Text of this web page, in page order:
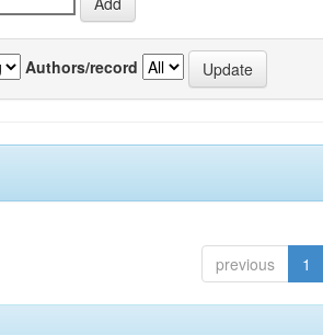
Authors/record
previous 1